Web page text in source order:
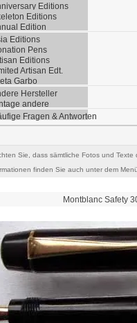
Editions
Editions
Edition
Editions
Pens
Editions
Artisan Edt.
Garbo
Hersteller
andere
Fragen & Antworten
Sie, dass sämtliche Fotos und
finden Sie auch unter dem
Montblanc Safety